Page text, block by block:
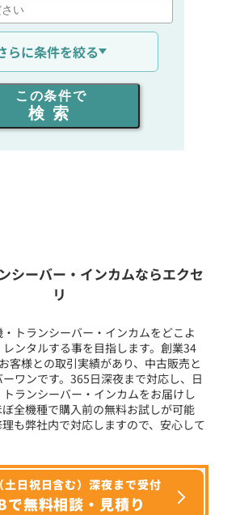
を選ぶ
ぶ
人数を選ぶ
ード入力(製品名等)
択条件をリセット
らに条件を絞る
この条件で
検索
シーバー・インカムならエクセ
リ
トランシーバー・インカムをどこよ
ンタルする事を目指します。創業34
客様との取引実績があり、中古販売と
ワンです。365日深夜まで対応し、日
ランシーバー・インカムをお届けし
全機種で購入前の無料お試しが可能
も弊社内で対応しますので、安心して
日祝日含む）深夜まで受付
で無料相談・見積り